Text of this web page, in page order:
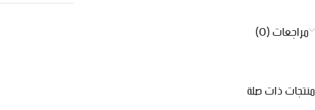
مراجعات (0)
منتجات ذات صلة